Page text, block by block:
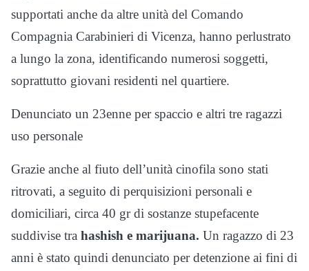
supportati anche da altre unità del Comando
Compagnia Carabinieri di Vicenza, hanno perlustrato
a lungo la zona, identificando numerosi soggetti,
soprattutto giovani residenti nel quartiere.
Denunciato un 23enne per spaccio e altri tre ragazzi
uso personale
Grazie anche al fiuto dell’unità cinofila sono stati
ritrovati, a seguito di perquisizioni personali e
domiciliari, circa 40 gr di sostanze stupefacente
suddivise tra hashish e marijuana. Un ragazzo di 23
anni è stato quindi denunciato per detenzione ai fini di